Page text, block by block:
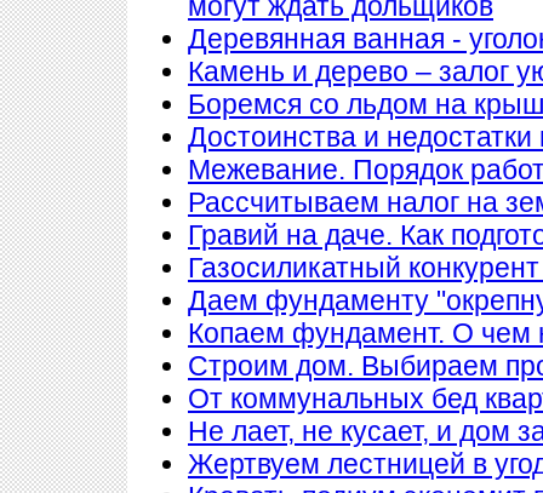
Деревянная ванная -
Камень и дерево – залог
Боремся со льдом на
Достоинства и
Межевание. Порядок
Рассчитываем налог на
Гравий на даче. Как
Газосиликатный
Даем фундаменту
Копаем фундамент. О чем
Строим дом. Выбираем
От коммунальных бед
Не лает, не кусает, и дом
Жертвуем лестницей в